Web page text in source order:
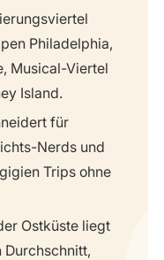
Philadelphia,
Musical-Viertel
Island.
für
Nerds und
Trips ohne
Ostküste liegt